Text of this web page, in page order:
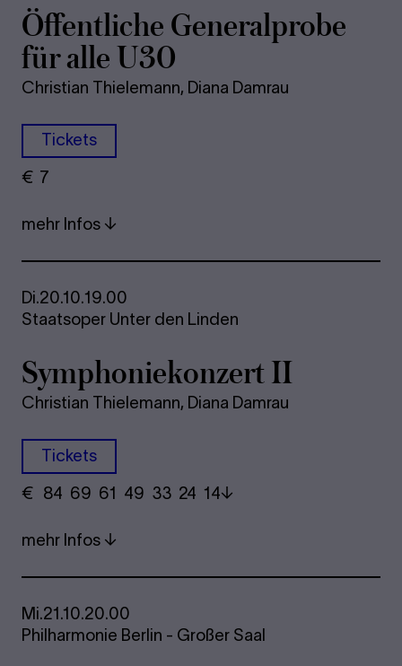
Öf­fent­li­che Ge­ne­ral­pro­be
für alle U30
Christian Thielemann, Diana Damrau
Tickets
€​ 7
mehr Infos
Di.20.10.19.00
Staatsoper Unter den Linden
Sym­pho­nie­kon­zert II
Christian Thielemann, Diana Damrau
Tickets
€ ​ 84 69 61​ 49 33 24​ 14
mehr Infos
Mi.21.10.20.00
Philharmonie Berlin - Großer Saal